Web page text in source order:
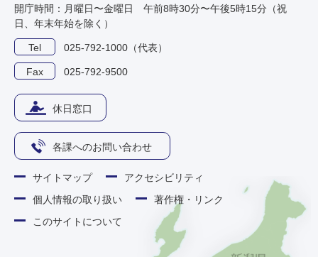
開庁時間：月曜日〜金曜日 午前8時30分〜午後5時15分（祝
日、年末年始を除く）
Tel 025-792-1000（代表）
Fax 025-792-9500
休日窓口
各課へのお問い合わせ
サイトマップ
アクセシビリティ
個人情報の取り扱い
著作権・リンク
このサイトについて